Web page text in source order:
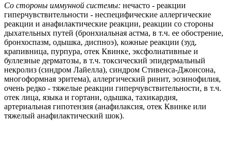
Со стороны иммунной системы: нечасто - реакции
гиперчувствительности - неспецифические аллергические
реакции и анафилактические реакции, реакции со стороны
дыхательных путей (бронхиальная астма, в т.ч. ее обострение,
бронхоспазм, одышка, диспноэ), кожные реакции (зуд,
крапивница, пурпура, отек Квинке, эксфолиативные и
буллезные дерматозы, в т.ч. токсический эпидермальный
некролиз (синдром Лайелла), синдром Стивенса-Джонсона,
многоформная эритема), аллергический ринит, эозинофилия,
очень редко - тяжелые реакции гиперчувствительности, в т.ч.
отек лица, языка и гортани, одышка, тахикардия,
артериальная гипотензия (анафилаксия, отек Квинке или
тяжелый анафилактический шок).